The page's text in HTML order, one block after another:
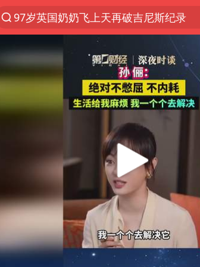
97岁英国奶奶飞上天再破吉尼斯纪录
27岁女子组织卖淫集团被悬赏通缉
泰国校园枪击案死亡人数升至7人
泸溪河：桃酥吃出金属牙冠视频不实
美国将对多晶硅衍生品加征15%关税
改名后的“青海拉面”店
女子开一天一夜空调后二氧化碳中毒
泰高官回应中国人在泰遭歧视：全面调查
河南某医院2.33亿工程串标案细节披露
公司“上四休三”但要降薪1000元
台风灿鸿未来对中国无影响